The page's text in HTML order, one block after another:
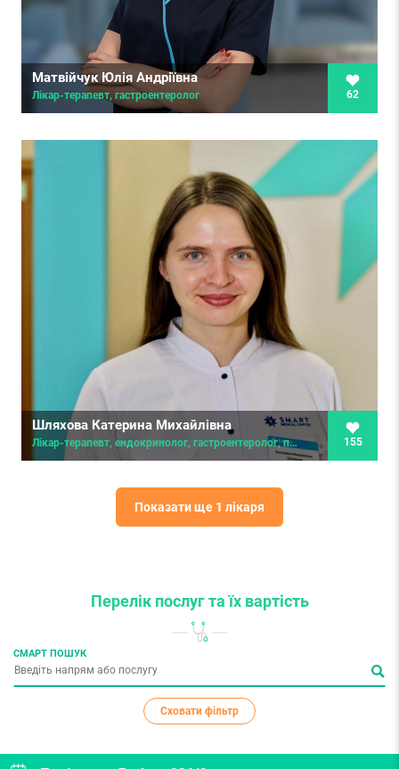
62
Матвійчук Юлія Андріївна
Лікар-терапевт, гастроентеролог
155
Шляхова Катерина Михайлівна
Лікар-терапевт, ендокринолог, гастроентеролог, психіатр
Показати ще 1 лікаря
Перелік послугта їх вартість
СМАРТ ПОШУК
Сховати фільтр